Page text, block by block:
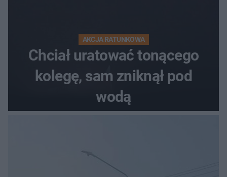
AKCJA RATUNKOWA
Chciał uratować tonącego
kolegę, sam zniknął pod
wodą